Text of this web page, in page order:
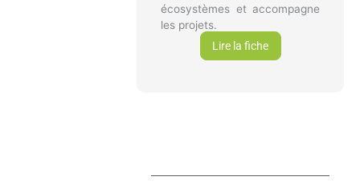
écosystèmes et accompagne
les projets.
Lire la fiche